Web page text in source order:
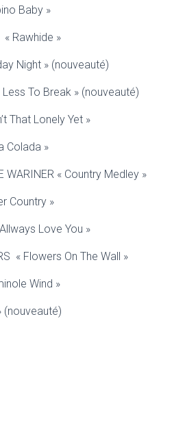
Baby »
« Rawhide »
Night » (nouveauté)
Less To Break » (nouveauté)
That Lonely Yet »
Colada »
WARINER « Country Medley »
Country »
Love You »
« Flowers On The Wall »
Wind »
(nouveauté)